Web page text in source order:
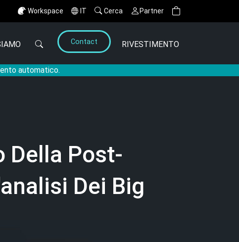
Workspace IT Cerca Partner
automatico.
Contact RIVESTIMENTO
Della Post-
Dei Big